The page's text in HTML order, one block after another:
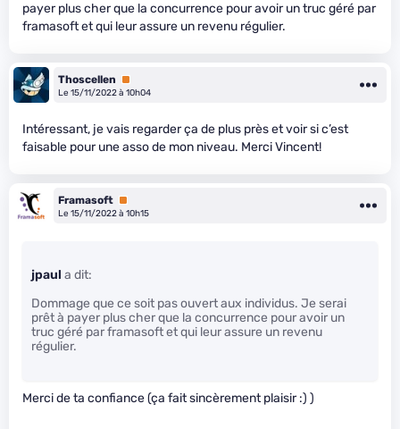
payer plus cher que la concurrence pour avoir un truc géré par
framasoft et qui leur assure un revenu régulier.
Thoscellen
Premium
Le 15/11/2022 à 10h04
Intéressant, je vais regarder ça de plus près et voir si c’est
faisable pour une asso de mon niveau. Merci Vincent!
Framasoft Premium
Le 15/11/2022 à 10h15
jpaul a dit:
Dommage que ce soit pas ouvert aux individus. Je serai
prêt à payer plus cher que la concurrence pour avoir un
truc géré par framasoft et qui leur assure un revenu
régulier.
Merci de ta confiance (ça fait sincèrement plaisir :) )